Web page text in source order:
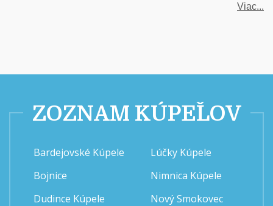
Viac...
ZOZNAM KÚPEĽOV
Bardejovské Kúpele
Bojnice
Dudince Kúpele
Lúčky Kúpele
Nimnica Kúpele
Nový Smokovec